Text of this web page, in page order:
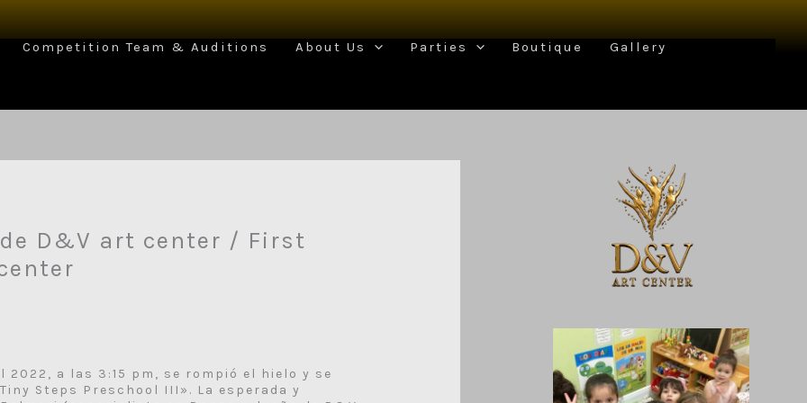
Competition Team & Auditions About Us Parties Boutique
Gallery
D&V art center / First
2022, a las 3:15 pm, se rompió el hielo y se
Steps Preschool III». La esperada y